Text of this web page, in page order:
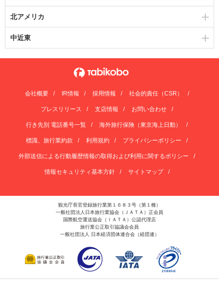
北アメリカ
中近東
会社概要 IR情報 採用情報 社会的責任（CSR）
プレスリリース 支店情報 お問い合わせ
行き先別 電話番号一覧 海外旅行保険（東京海上日動）
標識、旅行業約款 利用規約 プライバシーポリシー
外部送信による行動履歴情報の取得および利用に関するポリシー
情報セキュリティ基本方針 サイトマップ
観光庁長官登録旅行業第１６８３号（第１種）
一般社団法人日本旅行業協会（ＪＡＴＡ）正会員
国際航空運送協会（ＩＡＴＡ）公認代理店
旅行業公正取引協議会会員
一般社団法人 日本経済団体連合会（経団連）